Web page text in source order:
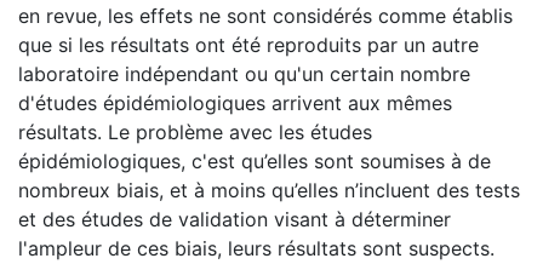
en revue, les effets ne sont considérés comme établis
que si les résultats ont été reproduits par un autre
laboratoire indépendant ou qu'un certain nombre
d'études épidémiologiques arrivent aux mêmes
résultats. Le problème avec les études
épidémiologiques, c'est qu’elles sont soumises à de
nombreux biais, et à moins qu’elles n’incluent des tests
et des études de validation visant à déterminer
l'ampleur de ces biais, leurs résultats sont suspects.